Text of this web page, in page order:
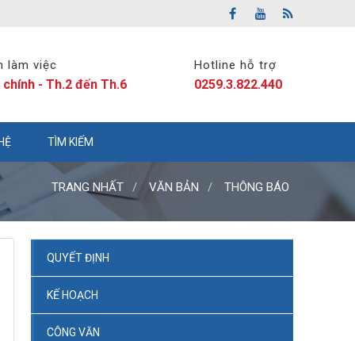
làm việc
chính - Th.2 đến Th.6
Hotline hỗ trợ
0259.3.822.440
TÌM KIẾM
TRANG NHẤT VĂN BẢN THÔNG BÁO
QUYẾT ĐỊNH
KẾ HOẠCH
CÔNG VĂN